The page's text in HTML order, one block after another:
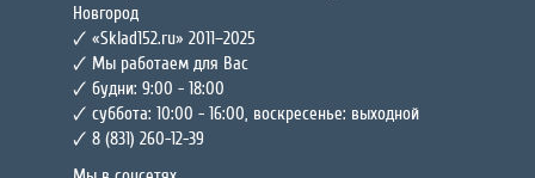
Новгород
🗸 «Sklad152.ru» 2011–2025
🗸 Мы работаем для Вас
🗸 будни: 9:00 - 18:00
🗸 суббота: 10:00 - 16:00, воскресенье: выходной
🗸 8 (831) 260-12-39